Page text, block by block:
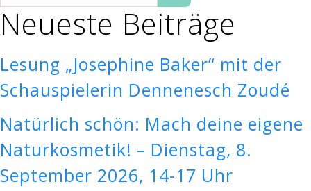
Neueste Beiträge
Lesung „Josephine Baker“ mit der
Schauspielerin Dennenesch Zoudé
Natürlich schön: Mach deine eigene
Naturkosmetik! – Dienstag, 8.
September 2026, 14-17 Uhr